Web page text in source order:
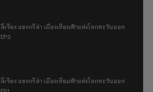
ลี่เจียง แชงกรีล่า เมืองเทียมฟ้าแห่งโลกตะวันออก
EP2
ลี่เจียง แชงกรีล่า เมืองเทียมฟ้าแห่งโลกตะวันออก
EP1